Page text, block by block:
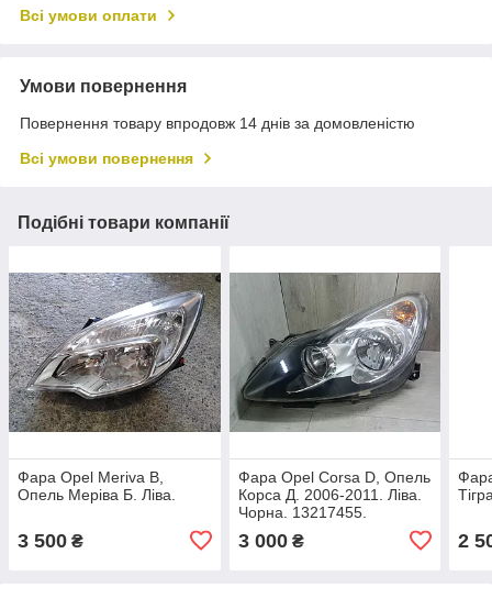
Всі умови оплати
Умови повернення
Повернення товару впродовж 14 днів за домовленістю
Всі умови повернення
Подібні товари компанії
Фара Opel Meriva B,
Опель Меріва Б. Ліва.
3 500 ₴
Фара Opel Corsa D, Опель
Корса Д. 2006-2011. Ліва.
Чорна. 13217455.
3 000₴ 2